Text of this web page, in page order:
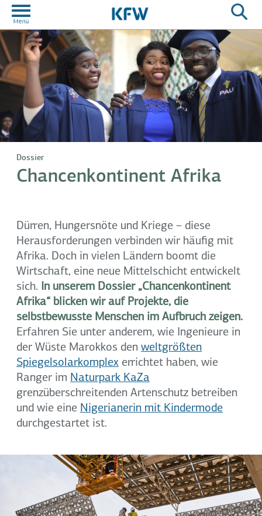
Dossier
Chancenkontinent Afrika
Dürren, Hungersnöte und Kriege – diese
Herausforderungen verbinden wir häufig mit
Afrika. Doch in vielen Ländern boomt die
Wirtschaft, eine neue Mittelschicht entwickelt
sich. In unserem Dossier „Chancenkontinent
Afrika“ blicken wir auf Projekte, die
selbstbewusste Menschen im Aufbruch zeigen.
Erfahren Sie unter anderem, wie Ingenieure in
der Wüste Marokkos den weltgrößten
Spiegelsolarkomplex errichtet haben, wie
Ranger im Naturpark KaZa
grenzüberschreitenden Artenschutz betreiben
und wie eine Nigerianerin mit Kindermode
durchgestartet ist.